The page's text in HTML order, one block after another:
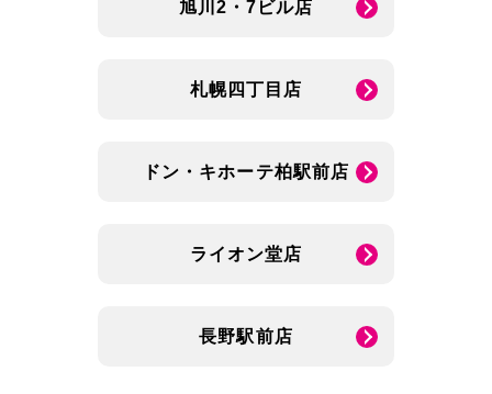
旭川2・7ビル店
札幌四丁目店
ドン・キホーテ柏駅前店
ライオン堂店
長野駅前店